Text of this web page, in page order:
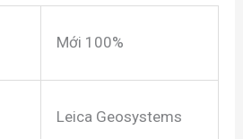
Mới 100%
Leica Geosystems